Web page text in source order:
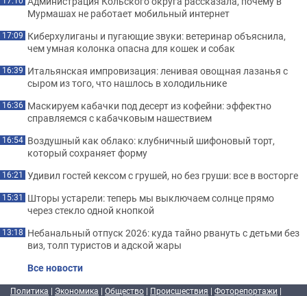
Мурмашах не работает мобильный интернет
17:09 Киберхулиганы и пугающие звуки: ветеринар объяснила,
чем умная колонка опасна для кошек и собак
16:39 Итальянская импровизация: ленивая овощная лазанья с
сыром из того, что нашлось в холодильнике
16:36 Маскируем кабачки под десерт из кофейни: эффектно
справляемся с кабачковым нашествием
16:54 Воздушный как облако: клубничный шифоновый торт,
который сохраняет форму
16:21 Удивил гостей кексом с грушей, но без груши: все в восторге
15:31 Шторы устарели: теперь мы выключаем солнце прямо
через стекло одной кнопкой
13:18 Небанальный отпуск 2026: куда тайно рвануть с детьми без
виз, толп туристов и адской жары
Все новости
Политика | Экономика | Общество | Происшествия | Фоторепортажи |